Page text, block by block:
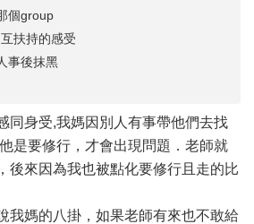
個group
扶持的感受
事後抹黑
同身受,我媽因別人有事帶他們去找
是要修行，才會出現問題．老師就
後來因為我也被點化要修行且走的比
我媽的八掛，如果老師有來也不敢給